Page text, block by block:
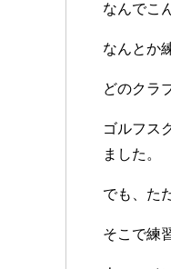
なんでこ
なんとか
どのクラ
ゴルフス
ました。
でも、た
そこで練